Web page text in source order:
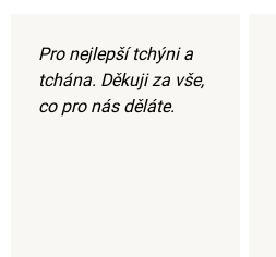
Pro nejlepší tchýni a
tchána. Děkuji za vše,
co pro nás děláte.